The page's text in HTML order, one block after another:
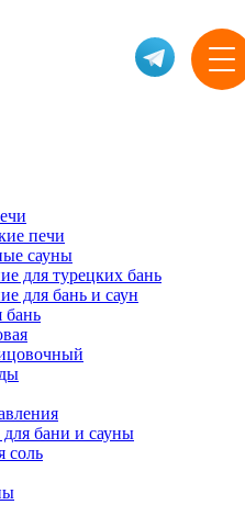
печи
сауны
для турецких бань
для бань и саун
бань
бани и сауны
соль